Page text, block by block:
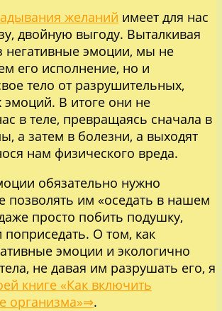
желаний имеет для нас
двойную выгоду. Выталкивая
негативные эмоции, мы не
его исполнение, но и
тело от разрушительных,
эмоций. В итоге они не
в теле, превращаясь сначала в
а затем в болезни, а выходят
нам физического вреда.
обязательно нужно
позволять им «оседать в нашем
просто побить подушку,
поприседать. О том, как
эмоции и экологично
не давая им разрушать его, я
книге «Как включить
организма»⇒.